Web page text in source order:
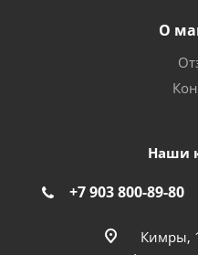
О
Наши
+7 903 800-89-80
Кимры,